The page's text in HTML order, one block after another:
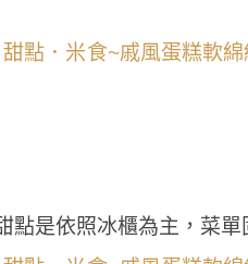
點是依照冰櫃為主，菜